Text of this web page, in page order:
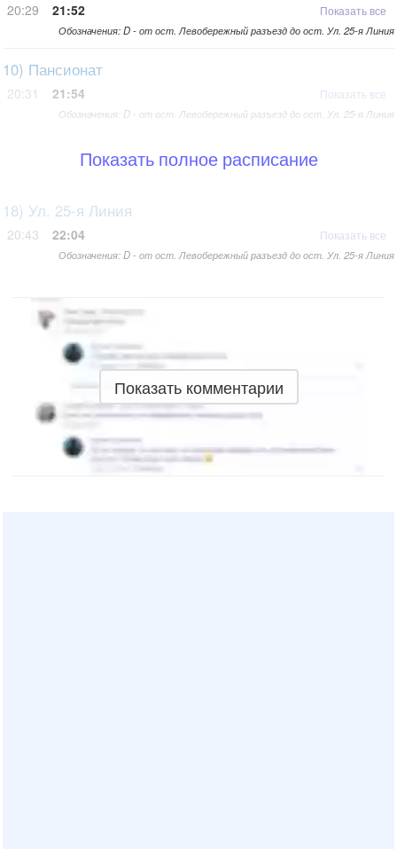
20:29 21:52 Показать все
Обозначения: D - от ост. Левобережный разъезд до ост. Ул. 25-я Линия
10) Пансионат
20:31 21:54 Показать все
Обозначения: D - от ост. Левобережный разъезд до ост. Ул. 25-я Линия
Показать полное расписание
18) Ул. 25-я Линия
20:43 22:04 Показать все
Обозначения: D - от ост. Левобережный разъезд до ост. Ул. 25-я Линия
Показать комментарии